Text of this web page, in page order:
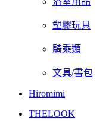
塑膠玩具
騎乘類
文具/書包
Hiromimi
THELOOK